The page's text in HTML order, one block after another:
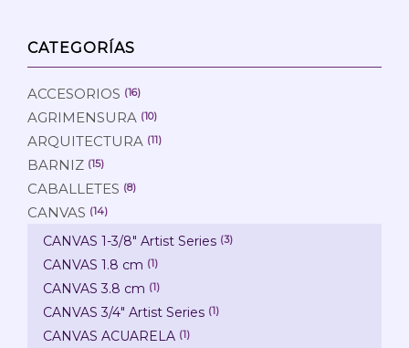
CATEGORÍAS
ACCESORIOS (16)
AGRIMENSURA (10)
ARQUITECTURA (11)
BARNIZ (15)
CABALLETES (8)
CANVAS (14)
CANVAS 1-3/8" Artist Series (3)
CANVAS 1.8 cm (1)
CANVAS 3.8 cm (1)
CANVAS 3/4" Artist Series (1)
CANVAS ACUARELA (1)